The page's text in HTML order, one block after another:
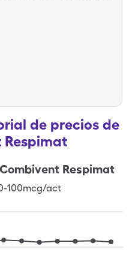
de precios de
Combivent Respimat
100mcg/act